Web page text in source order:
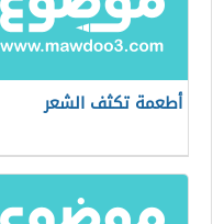
أطعمة تكثف الشعر